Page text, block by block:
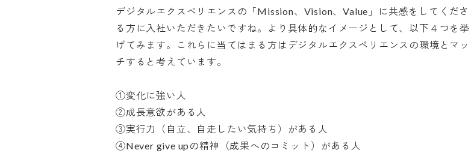
デジタルエクスペリエンスの「Mission、Vision、Value」に共感をしてくださ
る方に入社いただきたいですね。より具体的なイメージとして、以下４つを挙
げてみます。これらに当てはまる方はデジタルエクスペリエンスの環境とマッ
チすると考えています。
①変化に強い人
②成長意欲がある人
③実行力（自立、自走したい気持ち）がある人
④Never give upの精神（成果へのコミット）がある人